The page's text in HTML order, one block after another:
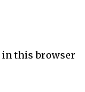
in this browser